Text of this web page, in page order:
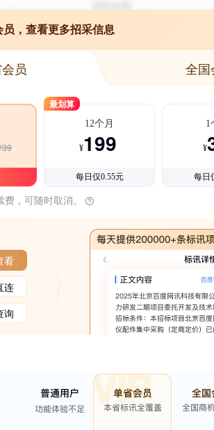
，查看更多招采信息
员 全国
最划算
12个月
¥199
每日仅0.55元
1
¥
每日
，可随时取消。
看
连
询